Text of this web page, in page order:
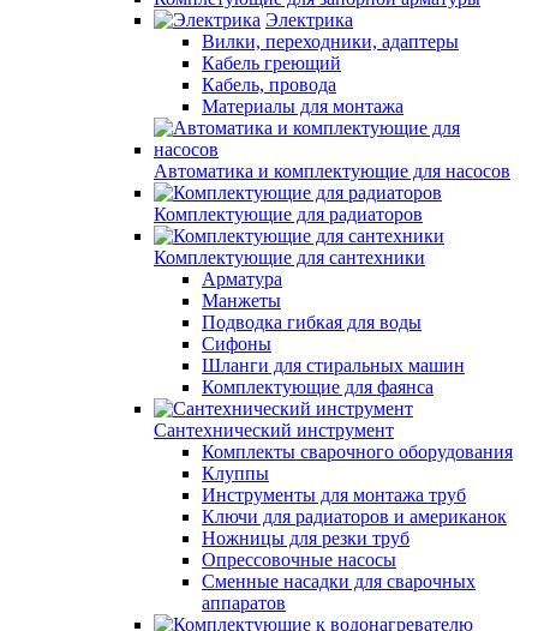
Электрика
Вилки, переходники, адаптеры
Кабель греющий
Кабель, провода
Материалы для монтажа
Автоматика и комплектующие для насосов
Комплектующие для радиаторов
Комплектующие для сантехники
Арматура
Манжеты
Подводка гибкая для воды
Сифоны
Шланги для стиральных машин
Комплектующие для фаянса
Сантехнический инструмент
Комплекты сварочного оборудования
Клуппы
Инструменты для монтажа труб
Ключи для радиаторов и американок
Ножницы для резки труб
Опрессовочные насосы
Сменные насадки для сварочных
аппаратов